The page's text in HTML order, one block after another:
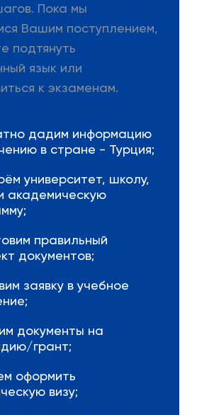
Пока мы
Вашим поступлением,
подтянуть
язык или
к экзаменам.
дадим информацию
в стране - Турция;
университет, школу,
академическую
правильный
документов;
заявку в учебное
документы на
грант;
оформить
визу;